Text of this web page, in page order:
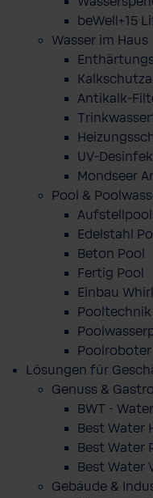
beWell+15
Wasser im Haus
Antikalk-
UV-
Mondseer
Pool &
Edelstahl
Beton Pool
Fertig Pool
Einbau
Pooltechnik
Lösungen für
Genuss &
BWT -
Best Water
Best Water
Best Water
Gebäude &